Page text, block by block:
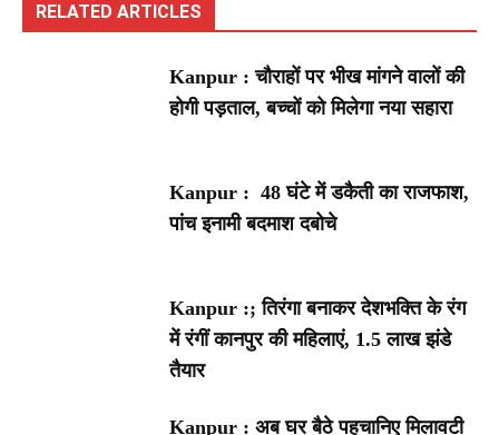
RELATED ARTICLES
Kanpur : चौराहों पर भीख मांगने वालों की
होगी पड़ताल, बच्चों को मिलेगा नया सहारा
Kanpur : 48 घंटे में डकैती का राजफाश,
पांच इनामी बदमाश दबोचे
Kanpur :; तिरंगा बनाकर देशभक्ति के रंग
में रंगीं कानपुर की महिलाएं, 1.5 लाख झंडे
तैयार
Kanpur : अब घर बैठे पहचानिए मिलावटी